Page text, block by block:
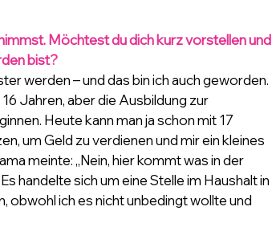
Möchtest du dich kurz vorstellen und
bist?
werden – und das bin ich auch geworden.
Jahren, aber die Ausbildung zur
Heute kann man ja schon mit 17
um Geld zu verdienen und mir ein kleines
meinte: „Nein, hier kommt was in der
handelte sich um eine Stelle im Haushalt in
obwohl ich es nicht unbedingt wollte und